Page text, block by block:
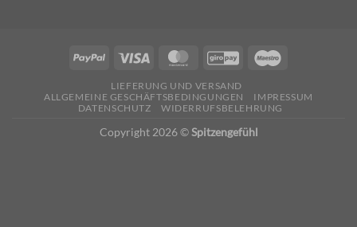
LIEFERUNG UND VERSAND
ALLGEMEINE GESCHÄFTSBEDINGUNGEN
IMPRESSUM
DATENSCHUTZ
WIDERRUFSBELEHRUNG
Copyright 2026 ©Spitzengefühl